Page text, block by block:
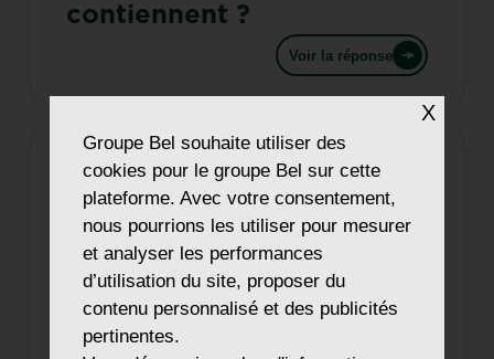
contiennent ?
Voir la réponse
X
Groupe Bel souhaite utiliser des
cookies pour le groupe Bel sur cette
plateforme. Avec votre consentement,
nous pourrions les utiliser pour mesurer
et analyser les performances
d’utilisation du site, proposer du
contenu personnalisé et des publicités
pertinentes.